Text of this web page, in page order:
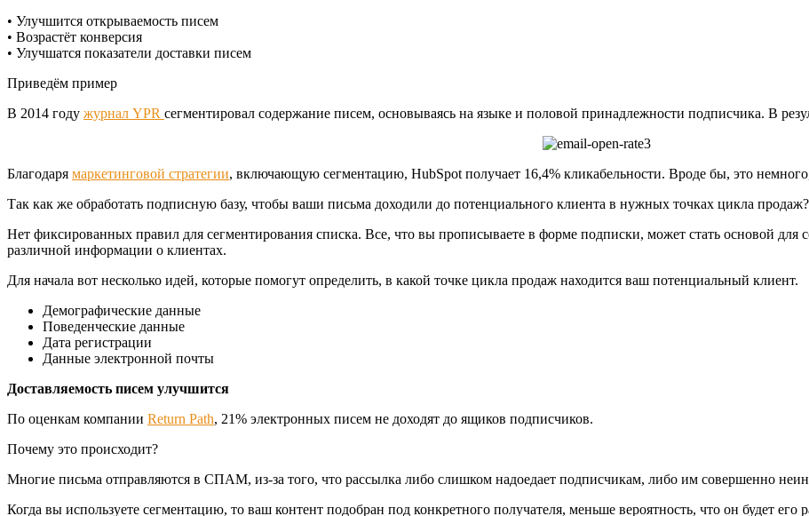
• Улучшится открываемость писем
• Возрастёт конверсия
• Улучшатся показатели доставки писем
Приведём пример
В 2014 году журнал YPR сегментировал содержание писем, основываясь на языке и половой принадлежности подписчика. В
Благодаря маркетинговой стратегии, включающую сегментацию, HubSpot получает 16,4% кликабельности. Вроде бы, это
Так как же обработать подписную базу, чтобы ваши письма доходили до потенциального клиента в нужных точках цикла продаж?
Нет фиксированных правил для сегментирования списка. Все, что вы прописываете в форме подписки, может стать основой для
различной информации о клиентах.
Для начала вот несколько идей, которые помогут определить, в какой точке цикла продаж находится ваш потенциальный клиент.
Демографические данные
Поведенческие данные
Дата регистрации
Данные электронной почты
Доставляемость писем улучшится
По оценкам компании Return Path, 21% электронных писем не доходят до ящиков подписчиков.
Почему это происходит?
Многие письма отправляются в СПАМ, из-за того, что рассылка либо слишком надоедает подписчикам, либо им совершенно
Когда вы используете сегментацию, то ваш контент подобран под конкретного получателя, меньше вероятность, что он будет его